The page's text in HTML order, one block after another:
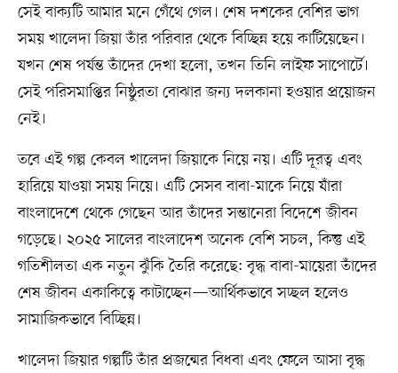
সেই বাক্যটি আমার মনে গেঁথে গেল। শেষ দশকের বেশির ভাগ
সময় খালেদা জিয়া তাঁর পরিবার থেকে বিচ্ছিন্ন হয়ে কাটিয়েছেন।
যখন শেষ পর্যন্ত তাঁদের দেখা হলো, তখন তিনি লাইফ সাপোর্টে।
সেই পরিসমাপ্তির নিষ্ঠুরতা বোঝার জন্য দলকানা হওয়ার প্রয়োজন
নেই।
তবে এই গল্প কেবল খালেদা জিয়াকে নিয়ে নয়। এটি দূরত্ব এবং
হারিয়ে যাওয়া সময় নিয়ে। এটি সেসব বাবা-মাকে নিয়ে যাঁরা
বাংলাদেশে থেকে গেছেন আর তাঁদের সন্তানেরা বিদেশে জীবন
গড়েছে। ২০২৫ সালের বাংলাদেশ অনেক বেশি সচল, কিন্তু এই
গতিশীলতা এক নতুন ঝুঁকি তৈরি করেছে: বৃদ্ধ বাবা-মায়েরা তাঁদের
শেষ জীবন একাকিত্বে কাটাচ্ছেন—আর্থিকভাবে সচ্ছল হলেও
সামাজিকভাবে বিচ্ছিন্ন।
খালেদা জিয়ার গল্পটি তাঁর প্রজন্মের বিধবা এবং ফেলে আসা বৃদ্ধ